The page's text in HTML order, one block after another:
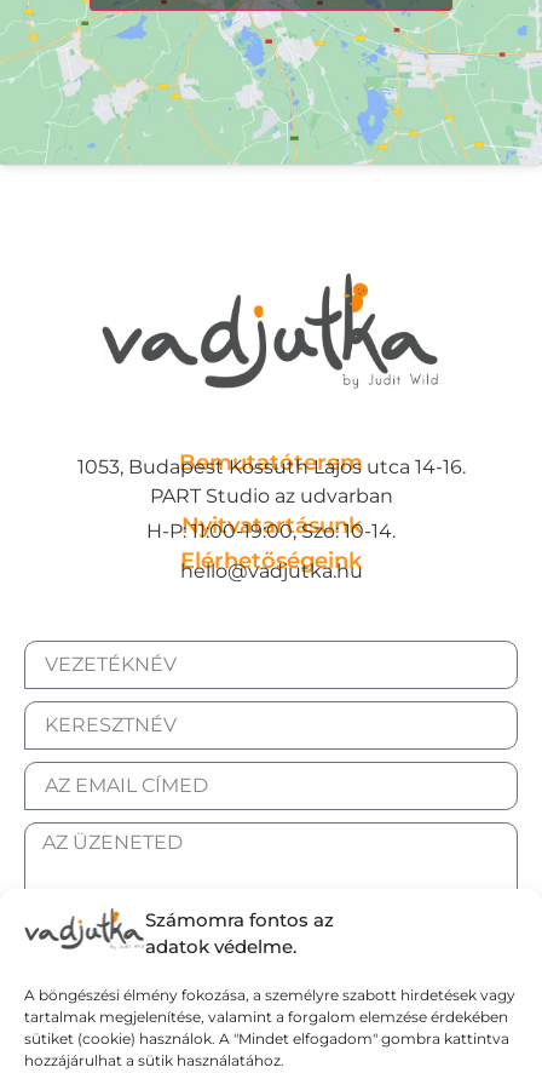
Számomra fontos az
adatok védelme.
A böngészési élmény fokozása, a személyre szabott hirdetések vagy
tartalmak megjelenítése, valamint a forgalom elemzése érdekében
sütiket (cookie) használok. A "Mindet elfogadom" gombra kattintva
hozzájárulhat a sütik használatához.
Bemutatóterem
1053, Budapest Kossuth Lajos utca 14-16.
PART Studio az udvarban
Nyitvatartásunk
H-P: 11:00-19:00, Szo: 10-14.
Elérhetőségeink
hello@vadjutka.hu
Elküldöm